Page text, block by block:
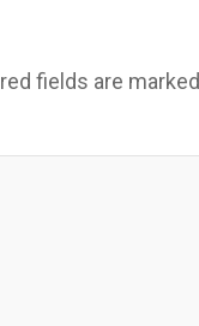
fields are marked